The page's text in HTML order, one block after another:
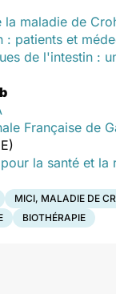
la maladie de
: patients et
de l'intestin :
Française de
la santé et la
MICI, MALADIE DE
BIOTHÉRAPIE